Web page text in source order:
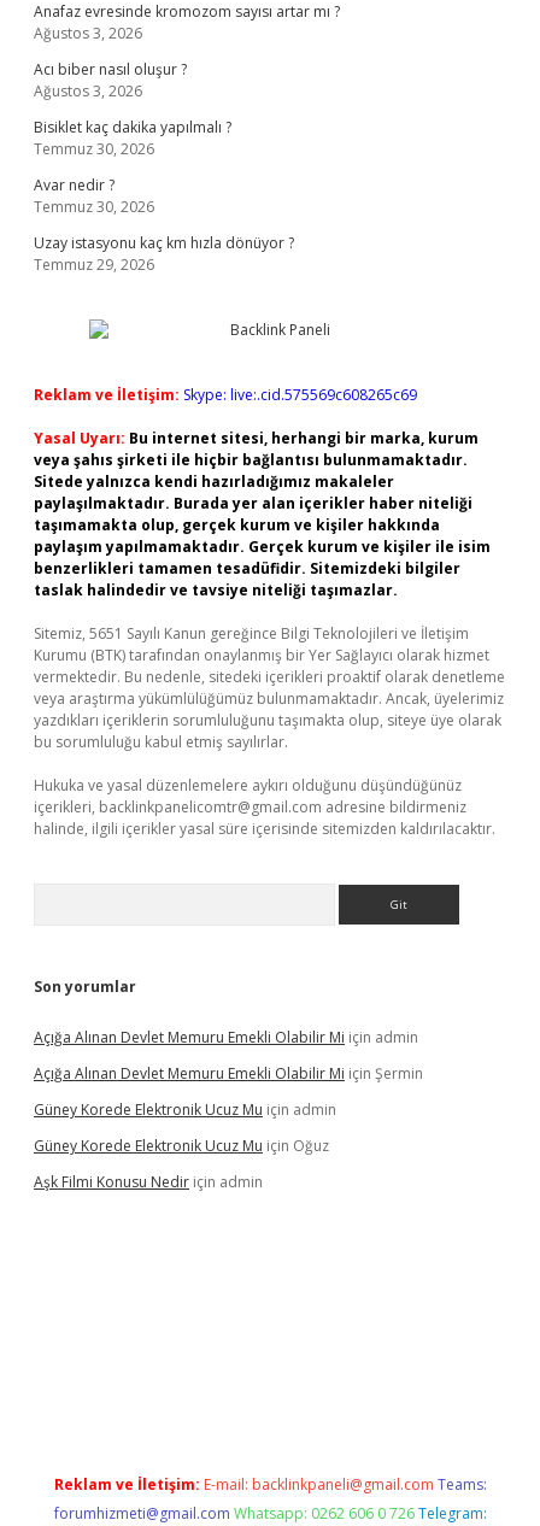
Anafaz evresinde kromozom sayısı artar mı ?
Ağustos 3, 2026
Acı biber nasıl oluşur ?
Ağustos 3, 2026
Bisiklet kaç dakika yapılmalı ?
Temmuz 30, 2026
Avar nedir ?
Temmuz 30, 2026
Uzay istasyonu kaç km hızla dönüyor ?
Temmuz 29, 2026
Reklam ve İletişim: Skype: live:.cid.575569c608265c69
Yasal Uyarı: Bu internet sitesi, herhangi bir marka, kurum
veya şahıs şirketi ile hiçbir bağlantısı bulunmamaktadır.
Sitede yalnızca kendi hazırladığımız makaleler
paylaşılmaktadır. Burada yer alan içerikler haber niteliği
taşımamakta olup, gerçek kurum ve kişiler hakkında
paylaşım yapılmamaktadır. Gerçek kurum ve kişiler ile isim
benzerlikleri tamamen tesadüfidir. Sitemizdeki bilgiler
taslak halindedir ve tavsiye niteliği taşımazlar.
Sitemiz, 5651 Sayılı Kanun gereğince Bilgi Teknolojileri ve İletişim
Kurumu (BTK) tarafından onaylanmış bir Yer Sağlayıcı olarak hizmet
vermektedir. Bu nedenle, sitedeki içerikleri proaktif olarak denetleme
veya araştırma yükümlülüğümüz bulunmamaktadır. Ancak, üyelerimiz
yazdıkları içeriklerin sorumluluğunu taşımakta olup, siteye üye olarak
bu sorumluluğu kabul etmiş sayılırlar.
Hukuka ve yasal düzenlemelere aykırı olduğunu düşündüğünüz
içerikleri, backlinkpanelicomtr@gmail.com adresine bildirmeniz
halinde, ilgili içerikler yasal süre içerisinde sitemizden kaldırılacaktır.
Son yorumlar
Açığa Alınan Devlet Memuru Emekli Olabilir Mi için admin
Açığa Alınan Devlet Memuru Emekli Olabilir Mi için Şermin
Güney Korede Elektronik Ucuz Mu için admin
Güney Korede Elektronik Ucuz Mu için Oğuz
Aşk Filmi Konusu Nedir için admin
Reklam ve İletişim: E-mail: backlinkpaneli@gmail.com Teams:
forumhizmeti@gmail.com Whatsapp: 0262 606 0 726 Telegram: